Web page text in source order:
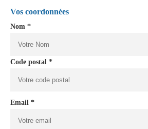
Vos coordonnées
Nom *
Code postal *
Email *